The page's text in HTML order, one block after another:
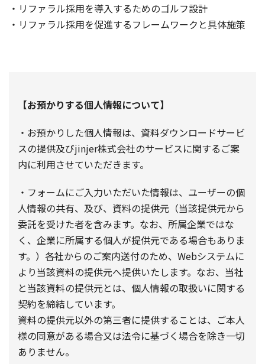
・リファラル採用を導入するためのゴルフ設計
・リファラル採用を促進するフレームワークと具体施策
【お預かりする個人情報について】
・お預かりした個人情報は、資料ダウンロードサービ
スの提供及びjinjer株式会社のサービスに関するご案
内に利用させていただきます。
・フォームにご入力いただいた情報は、ユーザーの個
人情報の共有、及び、資料の提供元（当該提供元から
委託を受けた者を含みます。なお、所属企業ではな
く、企業に所属する個人が提供元である場合もありま
す。）各社からのご案内送付のため、Webシステムに
より当該資料の提供元へ提供いたします。なお、当社
と当該資料の提供元とは、個人情報の取扱いに関する
契約を締結しています。
資料の提供元以外の第三者に提供することは、ご本人
様の同意がある場合又は法令に基づく場合を除き一切
ありません。